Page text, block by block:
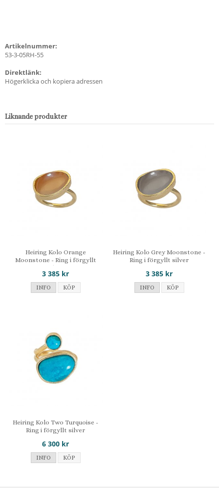
Artikelnummer:
53-3-05RH-55
Direktlänk:
Högerklicka och kopiera adressen
Liknande produkter
Heiring Kolo Orange
Moonstone - Ring i förgyllt
silver
3 385 kr
INFO KÖP
Heiring Kolo Grey Moonstone -
Ring i förgyllt silver
3 385 kr
INFO KÖP
Heiring Kolo Two Turquoise -
Ring i förgyllt silver
6 300 kr
INFO KÖP